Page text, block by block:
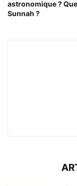
astronomique ?
Sunnah ?